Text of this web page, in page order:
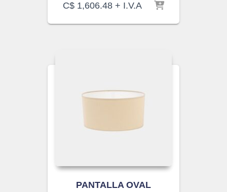
C$ 1,606.48 + I.V.A
PANTALLA OVAL